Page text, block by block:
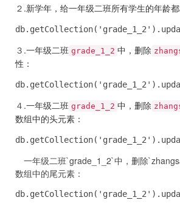
２.新学年，给一年级二班所有学生的年龄都
３.一年级二班 grade_1_2 中，删除
性：
４.一年级二班 grade_1_2 中，删除
数组中的头元素：
一年级二班`grade_1_2`中，删除
数组中的尾元素：